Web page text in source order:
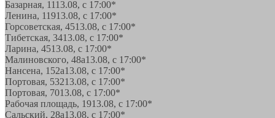
Базарная, 1113.08, с 17:00*
Ленина, 11913.08, с 17:00*
Горсоветская, 4513.08, с 17:00*
Тибетская, 3413.08, с 17:00*
Ларина, 4513.08, с 17:00*
Малиновского, 48а13.08, с 17:00*
Нансена, 152а13.08, с 17:00*
Портовая, 53213.08, с 17:00*
Портовая, 7013.08, с 17:00*
Рабочая площадь, 1913.08, с 17:00*
Сальский, 28a13.08, с 17:00*